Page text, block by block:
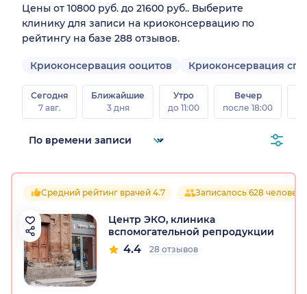
Цены от 10800 руб. до 21600 руб.. Выберите
клинику для записи на криоконсервацию по
рейтингу на базе 288 отзывов.
Криоконсервация ооцитов Криоконсервация
Сегодня
7 авг.
Ближайшие
3 дня
Утро
до 11:00
Вечер
после 18:00
Средний рейтинг врачей 4.7 Записалось 628 человек
Центр ЭКО, клиника
вспомогательной репродукции
4.4 28 отзывов